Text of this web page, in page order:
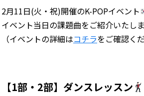
2月11日(火・祝)開催のK-POPイベント
イベント当日の課題曲をご紹介いたし
（イベントの詳細はコチラをご確認く
【1部・2部】ダンスレッスン